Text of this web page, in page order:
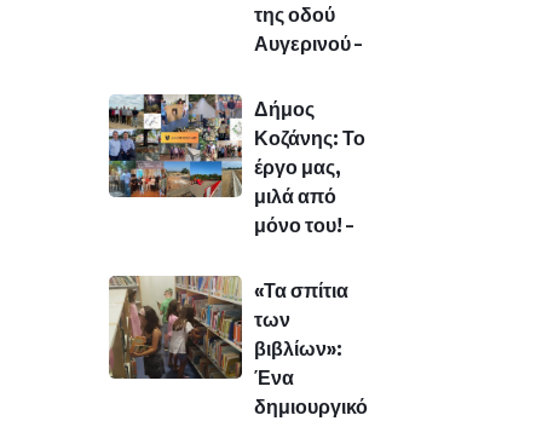
της οδού
Αυγερινού –
Δήμος
Κοζάνης: Το
έργο μας,
μιλά από
μόνο του! –
«Τα σπίτια
των
βιβλίων»:
Ένα
δημιουργικό